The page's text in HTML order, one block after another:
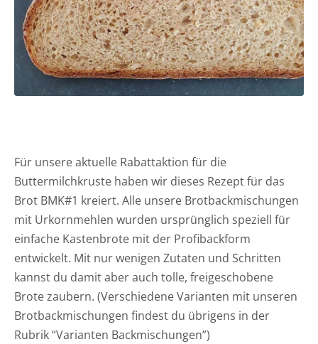
Für unsere aktuelle Rabattaktion für die
Buttermilchkruste haben wir dieses Rezept für das
Brot BMK#1 kreiert. Alle unsere Brotbackmischungen
mit Urkornmehlen wurden ursprünglich speziell für
einfache Kastenbrote mit der Profibackform
entwickelt. Mit nur wenigen Zutaten und Schritten
kannst du damit aber auch tolle, freigeschobene
Brote zaubern. (Verschiedene Varianten mit unseren
Brotbackmischungen findest du übrigens in der
Rubrik “Varianten Backmischungen”)